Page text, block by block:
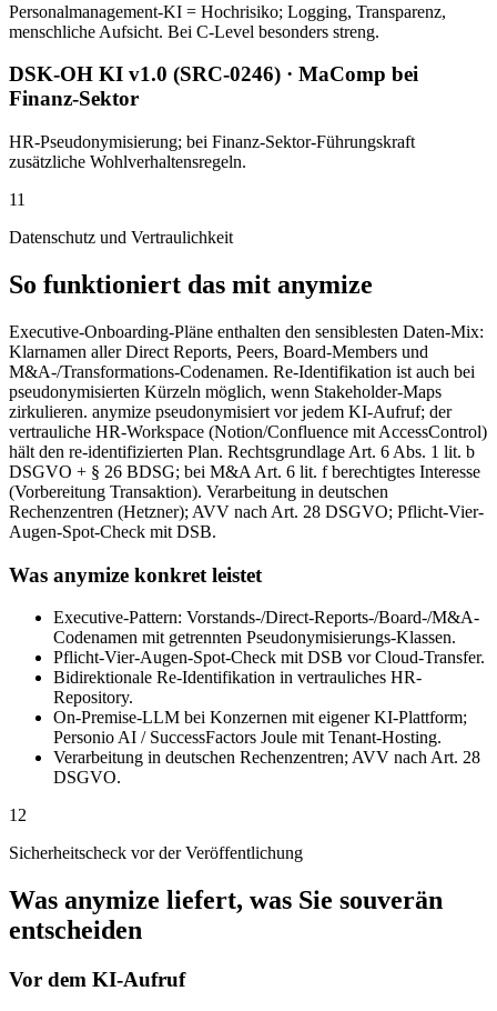
Personalmanagement-KI = Hochrisiko; Logging, Transparenz,
menschliche Aufsicht. Bei C-Level besonders streng.
DSK-OH KI v1.0 (SRC-0246) · MaComp bei
Finanz-Sektor
HR-Pseudonymisierung; bei Finanz-Sektor-Führungskraft
zusätzliche Wohlverhaltensregeln.
11
Datenschutz und Vertraulichkeit
So funktioniert das mit anymize
Executive-Onboarding-Pläne enthalten den sensiblesten Daten-Mix:
Klarnamen aller Direct Reports, Peers, Board-Members und
M&A-/Transformations-Codenamen. Re-Identifikation ist auch bei
pseudonymisierten Kürzeln möglich, wenn Stakeholder-Maps
zirkulieren. anymize pseudonymisiert vor jedem KI-Aufruf; der
vertrauliche HR-Workspace (Notion/Confluence mit AccessControl)
hält den re-identifizierten Plan. Rechtsgrundlage Art. 6 Abs. 1 lit. b
DSGVO + § 26 BDSG; bei M&A Art. 6 lit. f berechtigtes Interesse
(Vorbereitung Transaktion). Verarbeitung in deutschen
Rechenzentren (Hetzner); AVV nach Art. 28 DSGVO; Pflicht-Vier-
Augen-Spot-Check mit DSB.
Was anymize konkret leistet
Executive-Pattern: Vorstands-/Direct-Reports-/Board-/M&A-
Codenamen mit getrennten Pseudonymisierungs-Klassen.
Pflicht-Vier-Augen-Spot-Check mit DSB vor Cloud-Transfer.
Bidirektionale Re-Identifikation in vertrauliches HR-
Repository.
On-Premise-LLM bei Konzernen mit eigener KI-Plattform;
Personio AI / SuccessFactors Joule mit Tenant-Hosting.
Verarbeitung in deutschen Rechenzentren; AVV nach Art. 28
DSGVO.
12
Sicherheitscheck vor der Veröffentlichung
Was anymize liefert, was Sie souverän
entscheiden
Vor dem KI-Aufruf